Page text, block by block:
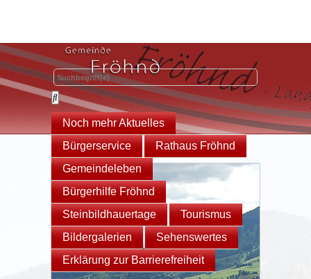
Noch mehr Aktuelles
Bürgerservice
Rathaus Fröhnd
Gemeindeleben
Bürgerhilfe Fröhnd
Steinbildhauertage
Tourismus
Bildergalerien
Sehenswertes
Erklärung zur Barrierefreiheit